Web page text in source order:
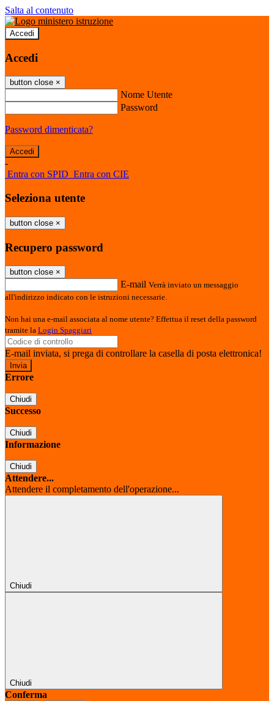
Salta al contenuto
Accedi
Accedi
button close ×
Nome Utente
Password
Password dimenticata?
-
Entra con SPID Entra con CIE
Seleziona utente
button close ×
Recupero password
button close ×
E-mail Verrà inviato un messaggio
all'indirizzo indicato con le istruzioni necessarie.
Non hai una e-mail associata al nome utente? Effettua il reset della password
tramite la Login Spaggiari
E-mail inviata, si prega di controllare la casella di posta elettronica!
Errore
Chiudi
Successo
Chiudi
Informazione
Chiudi
Attendere...
Attendere il completamento dell'operazione...
Chiudi
Chiudi
Conferma